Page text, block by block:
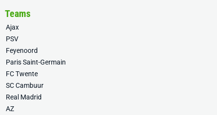
Teams
Ajax
PSV
Feyenoord
Paris Saint-Germain
FC Twente
SC Cambuur
Real Madrid
AZ